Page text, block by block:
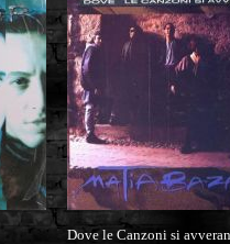
Dove le Canzoni si